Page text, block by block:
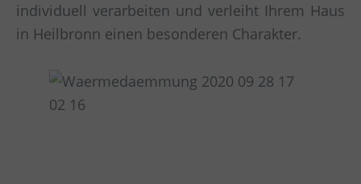
individuell verarbeiten und verleiht Ihrem Haus
in Heilbronn einen besonderen Charakter.